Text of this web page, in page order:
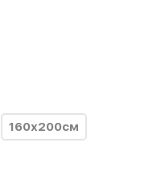
160х200см